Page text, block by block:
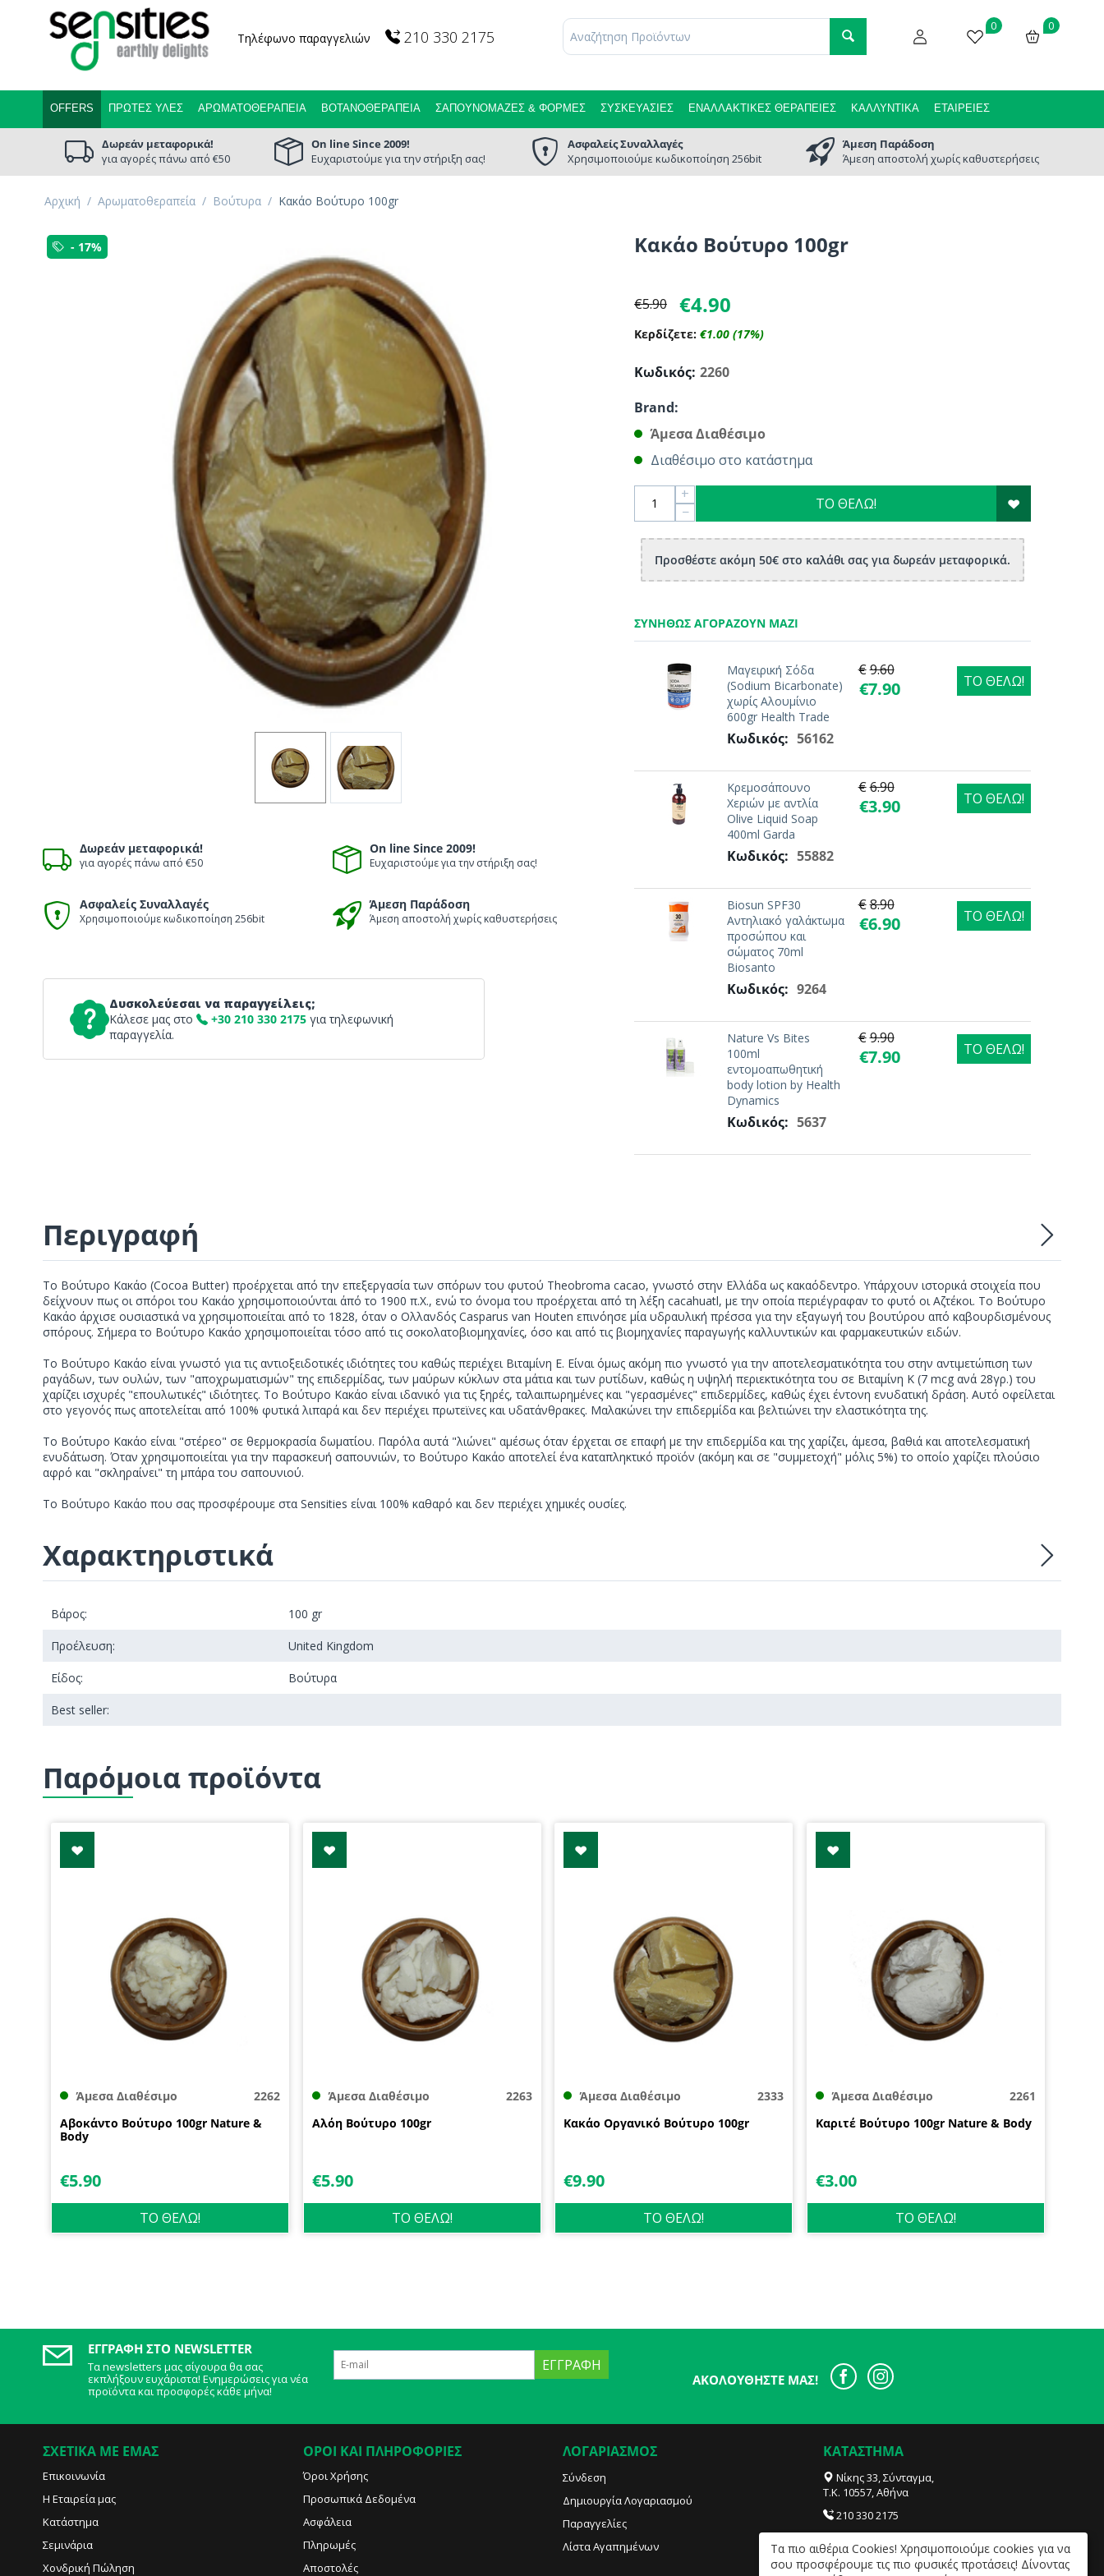
Τηλέφωνο παραγγελιών 210 330 2175
0
0
OFFERS ΠΡΏΤΕΣ ΎΛΕΣ ΑΡΩΜΑΤΟΘΕΡΑΠΕΊΑ ΒΟΤΑΝΟΘΕΡΑΠΕΊΑ ΣΑΠΟΥΝΌΜΑΖΕΣ & ΦΌΡΜΕΣ ΣΥΣΚΕΥΑΣΊΕΣ ΕΝΑΛΛΑΚΤΙΚΈΣ ΘΕΡΑΠΕΊΕΣ ΚΑΛΛΥΝΤΙΚΆ ΕΤΑΙΡΕΊΕΣ
Δωρεάν μεταφορικά!
για αγορές πάνω από €50
On line Since 2009!
Ευχαριστούμε για την στήριξη σας!
Ασφαλείς Συναλλαγές
Χρησιμοποιούμε κωδικοποίηση 256bit
Άμεση Παράδοση
Άμεση αποστολή χωρίς καθυστερήσεις
Αρχική / Αρωματοθεραπεία / Βούτυρα / Κακάο Βούτυρο 100gr
- 17%
Δωρεάν μεταφορικά!
για αγορές πάνω από €50
On line Since 2009!
Ευχαριστούμε για την στήριξη σας!
Ασφαλείς Συναλλαγές
Χρησιμοποιούμε κωδικοποίηση 256bit
Άμεση Παράδοση
Άμεση αποστολή χωρίς καθυστερήσεις
Δυσκολεύεσαι να παραγγείλεις;
Κάλεσε μας στο
+30 210 330 2175 για τηλεφωνική
παραγγελία.
Κακάο Βούτυρο 100gr
Brand:
€5.90 €4.90
Κερδίζετε: €1.00 (17%)
Κωδικός: 2260
Άμεσα Διαθέσιμο
Διαθέσιμο στο κατάστημα
+
−
ΤΟ ΘΕΛΩ!
ΣΥΝΉΘΩΣ ΑΓΟΡΆΖΟΥΝ ΜΑΖΊ
Μαγειρική Σόδα
(Sodium Bicarbonate)
χωρίς Αλουμίνιο
600gr Health Trade
Κωδικός: 56162
€9.60
€7.90 ΤΟ ΘΕΛΩ!
Κρεμοσάπουνο
Χεριών με αντλία
Olive Liquid Soap
400ml Garda
Κωδικός: 55882
€6.90
€3.90 ΤΟ ΘΕΛΩ!
Biosun SPF30
Αντηλιακό γαλάκτωμα
προσώπου και
σώματος 70ml
Biosanto
Κωδικός: 9264
€8.90
€6.90 ΤΟ ΘΕΛΩ!
Nature Vs Bites
100ml
εντομοαπωθητική
body lotion by Health
Dynamics
Κωδικός: 5637
€9.90
€7.90 ΤΟ ΘΕΛΩ!
Προσθέστε ακόμη 50€ στο καλάθι σας για δωρεάν μεταφορικά.
Περιγραφή
Το Βούτυρο Κακάο (Cocoa Butter) προέρχεται από την επεξεργασία των σπόρων του φυτού Theobroma cacao, γνωστό στην Ελλάδα ως κακαόδεντρο. Υπάρχουν ιστορικά στοιχεία που
δείχνουν πως οι σπόροι του Κακάο χρησιμοποιούνται άπό το 1900 π.Χ., ενώ το όνομα του προέρχεται από τη λέξη cacahuatl, με την οποία περιέγραφαν το φυτό οι Αζτέκοι. Το Βούτυρο
Κακάο άρχισε ουσιαστικά να χρησιμοποιείται από το 1828, όταν ο Ολλανδός Casparus van Houten επινόησε μία υδραυλική πρέσσα για την εξαγωγή του βουτύρου από καβουρδισμένους
σπόρους. Σήμερα το Βούτυρο Κακάο χρησιμοποιείται τόσο από τις σοκολατοβιομηχανίες, όσο και από τις βιομηχανίες παραγωγής καλλυντικών και φαρμακευτικών ειδών.
Το Βούτυρο Κακάο είναι γνωστό για τις αντιοξειδοτικές ιδιότητες του καθώς περιέχει Βιταμίνη Ε. Είναι όμως ακόμη πιο γνωστό για την αποτελεσματικότητα του στην αντιμετώπιση των
ραγάδων, των ουλών, των "αποχρωματισμών" της επιδερμίδας, των μαύρων κύκλων στα μάτια και των ρυτίδων, καθώς η υψηλή περιεκτικότητα του σε Βιταμίνη Κ (7 mcg ανά 28γρ.) του
χαρίζει ισχυρές "επουλωτικές" ιδιότητες. Το Βούτυρο Κακάο είναι ιδανικό για τις ξηρές, ταλαιπωρημένες και "γερασμένες" επιδερμίδες, καθώς έχει έντονη ενυδατική δράση. Αυτό οφείλεται
στο γεγονός πως αποτελείται από 100% φυτικά λιπαρά και δεν περιέχει πρωτεϊνες και υδατάνθρακες. Μαλακώνει την επιδερμίδα και βελτιώνει την ελαστικότητα της.
Το Βούτυρο Κακάο είναι "στέρεο" σε θερμοκρασία δωματίου. Παρόλα αυτά "λιώνει" αμέσως όταν έρχεται σε επαφή με την επιδερμίδα και της χαρίζει, άμεσα, βαθιά και αποτελεσματική
ενυδάτωση. Όταν χρησιμοποιείται για την παρασκευή σαπουνιών, το Βούτυρο Κακάο αποτελεί ένα καταπληκτικό προϊόν (ακόμη και σε "συμμετοχή" μόλις 5%) το οποίο χαρίζει πλούσιο
αφρό και "σκληραίνει" τη μπάρα του σαπουνιού.
Το Βούτυρο Κακάο που σας προσφέρουμε στα Sensities είναι 100% καθαρό και δεν περιέχει χημικές ουσίες.
Χαρακτηριστικά
Βάρος: 100 gr
Προέλευση: United Kingdom
Είδος: Βούτυρα
Best seller:
Παρόμοια προϊόντα
Άμεσα Διαθέσιμο
2262
Αβοκάντο Βούτυρο 100gr Nature &
Body
€5.90
ΤΟ ΘΕΛΩ!
Άμεσα Διαθέσιμο
2263
Αλόη Βούτυρο 100gr
€5.90
ΤΟ ΘΕΛΩ!
Άμεσα Διαθέσιμο
2333
Κακάο Οργανικό Βούτυρο 100gr
€9.90
ΤΟ ΘΕΛΩ!
Άμεσα Διαθέσιμο
2261
Καριτέ Βούτυρο 100gr Nature & Body
€3.00
ΤΟ ΘΕΛΩ!
ΕΓΓΡΑΦΉ ΣΤΟ NEWSLETTER
Τα newsletters μας σίγουρα θα σας
εκπλήξουν ευχάριστα! Ενημερώσεις για νέα
προϊόντα και προσφορές κάθε μήνα!
ΕΓΓΡΑΦΉ
ΑΚΟΛΟΥΘΉΣΤΕ ΜΑΣ!
ΣΧΕΤΙΚΑ ΜΕ ΕΜΑΣ
Επικοινωνία
Η Εταιρεία μας
Κατάστημα
Σεμινάρια
Χονδρική Πώληση
ΟΡΟΙ ΚΑΙ ΠΛΗΡΟΦΟΡΙΕΣ
Όροι Χρήσης
Προσωπικά Δεδομένα
Ασφάλεια
Πληρωμές
Αποστολές
ΛΟΓΑΡΙΑΣΜΟΣ
Σύνδεση
Δημιουργία Λογαριασμού
Παραγγελίες
Λίστα Αγαπημένων
ΚΑΤΑΣΤΗΜΑ
Νίκης 33, Σύνταγμα,
Τ.Κ. 10557, Αθήνα
210 330 2175
ΔΕΥ- ΠΑΡ 09:30 – 20:00, ΣΑΒ 09:30 – 18:00.
Tα πιο αιθέρια Cookies! Χρησιμοποιούμε cookies για να
σου προσφέρουμε τις πιο φυσικές προτάσεις! Δίνοντας